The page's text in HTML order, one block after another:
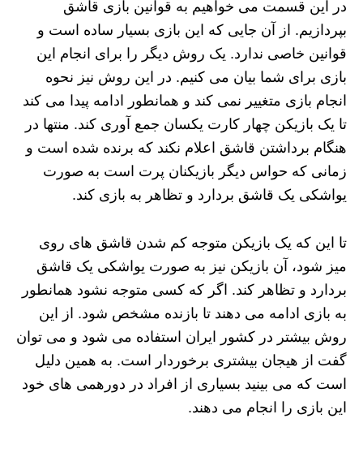
در این قسمت می خواهیم به قوانین بازی قاشق
بپردازیم. از آن جایی که این بازی بسیار ساده است و
قوانین خاصی ندارد. یک روش دیگر را برای انجام این
بازی برای شما بیان می کنیم. در این روش نیز نحوه
انجام بازی متغییر نمی کند و همانطور ادامه پیدا می کند
تا یک بازیکن چهار کارت یکسان جمع آوری کند. منتها در
هنگام برداشتن قاشق اعلام نکند که برنده شده است و
زمانی که حواس دیگر بازیکنان پرت است به صورت
یواشکی یک قاشق بردارد و تظاهر به بازی کند.
تا این که یک بازیکن متوجه کم شدن قاشق های روی
میز شود، آن بازیکن نیز به صورت یواشکی یک قاشق
بردارد و تظاهر کند. اگر که کسی متوجه نشود همانطور
به بازی ادامه می دهند تا بازنده مشخص شود. از این
روش بیشتر در کشور ایران استفاده می شود و می توان
گفت از هیجان بیشتری برخوردار است. به همین دلیل
است که می بینید بسیاری از افراد در دورهمی های خود
این بازی را انجام می دهند.